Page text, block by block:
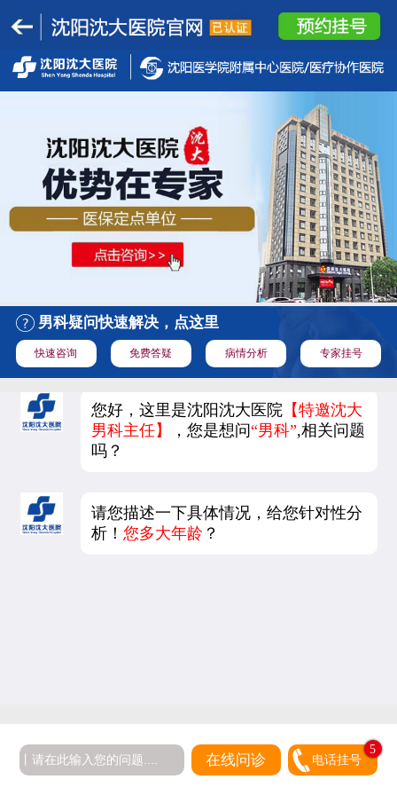
男科疑问快速解决，点这里
快速咨询 免费答疑 病情分析 专家挂号
您好，这里是沈阳沈大医院 【特邀沈大
男科主任】
，您是想问“男科”,相关问题
吗？
请您描述一下具体情况，给您针对性分
析！您多大年龄 ？
在线问诊 电话挂号
5